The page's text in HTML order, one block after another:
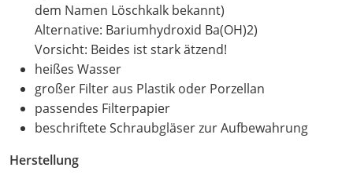
dem Namen Löschkalk bekannt)
Alternative: Bariumhydroxid Ba(OH)2)
Vorsicht: Beides ist stark ätzend!
heißes Wasser
großer Filter aus Plastik oder Porzellan
passendes Filterpapier
beschriftete Schraubgläser zur Aufbewahrung
Herstellung